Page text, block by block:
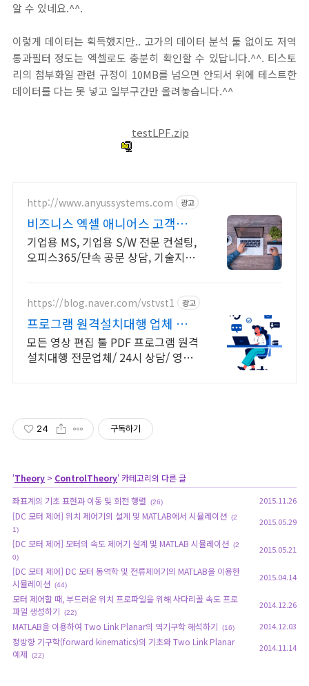
알 수 있네요.^^.
이렇게 데이터는 획득했지만.. 고가의 데이터 분석 툴 없이도 저역
통과필터 정도는 엑셀로도 충분히 확인할 수 있답니다.^^. 티스토
리의 첨부화일 관련 규정이 10MB를 넘으면 안되서 위에 테스트한
데이터를 다는 못 넣고 일부구간만 올려놓습니다.^^
testLPF.zip
http://www.anyussystems.com 광고
비즈니스 엑셀 애니어스 고객과
소통하는 IT 파트너
기업용 MS, 기업용 S/W 전문 컨설팅,
오피스365/단속 공문 상담, 기술지원
합니다.
https://blog.naver.com/vstvst1 광고
프로그램 원격설치대행 업체 프로
그램 원격설치대행 전문
모든 영상 편집 툴 PDF 프로그램 원격
설치대행 전문업체/ 24시 상담/ 영구
24 구독하기
'Theory > ControlTheory' 카테고리의 다른 글
좌표계의 기초 표현과 이동 및 회전 행렬
(26) 2015.11.26
[DC 모터 제어] 위치 제어기의 설계 및 MATLAB에서 시뮬레이션 (2
1)
2015.05.29
[DC 모터 제어] 모터의 속도 제어기 설계 및 MATLAB 시뮬레이션 (2
0)
2015.05.21
[DC 모터 제어] DC 모터 동역학 및 전류제어기의 MATLAB을 이용한
시뮬레이션 (44)
2015.04.14
모터 제어할 때, 부드러운 위치 프로파일을 위해 사다리꼴 속도 프로
파일 생성하기
(22)
2014.12.26
MATLAB을 이용하여 Two Link Planar의 역기구학 해석하기 (16) 2014.12.03
정방향 기구학(forward kinematics)의 기초와 Two Link Planar
예제
(22)
2014.11.14